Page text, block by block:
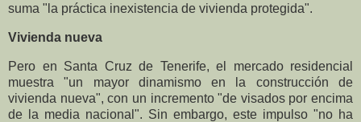
suma "la práctica inexistencia de vivienda protegida".
Vivienda nueva
Pero en Santa Cruz de Tenerife, el mercado residencial
muestra "un mayor dinamismo en la construcción de
vivienda nueva", con un incremento "de visados por encima
de la media nacional". Sin embargo, este impulso "no ha